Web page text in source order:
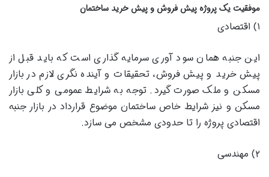
موفقیت یک پروژه پیش فروش و پیش خرید ساختمان
۱) اقتصادی
این جنبه همان سود آوری سرمایه گذاری است که باید قبل از
پیش خرید و پیش فروش، تحقیقات و آینده نگری لازم در بازار
مسکن و ملک صورت گیرد. توجه به شرایط عمومی و کلی بازار
مسکن و نیز شرایط خاص ساختمان موضوع قرارداد در بازار جنبه
اقتصادی پروژه را تا حدودی مشخص می سازد.
۲) مهندسی